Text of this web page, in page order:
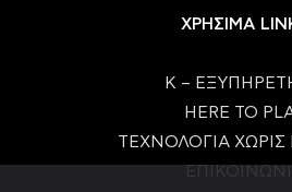
ΧΡΗΣΙΜΑ
Κ –
HERE TO
ΤΕΧΝΟΛΟΓΙΑ